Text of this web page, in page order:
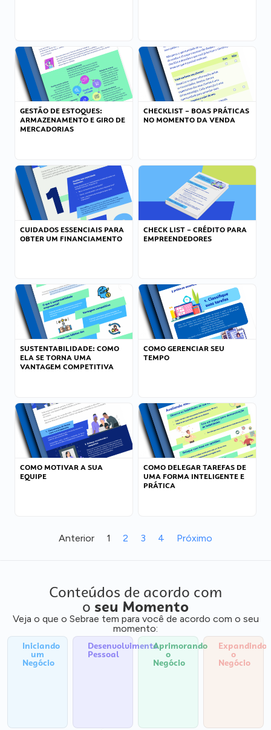
GESTÃO DE ESTOQUES:
ARMAZENAMENTO E GIRO DE
MERCADORIAS
CHECKLIST – BOAS PRÁTICAS
NO MOMENTO DA VENDA
CUIDADOS ESSENCIAIS PARA
OBTER UM FINANCIAMENTO
CHECK LIST – CRÉDITO PARA
EMPREENDEDORES
SUSTENTABILIDADE: COMO
ELA SE TORNA UMA
VANTAGEM COMPETITIVA
COMO GERENCIAR SEU
TEMPO
COMO MOTIVAR A SUA
EQUIPE
COMO DELEGAR TAREFAS DE
UMA FORMA INTELIGENTE E
PRÁTICA
Anterior 1 2 3 4 Próximo
Conteúdos de acordo com
o seu Momento
Veja o que o Sebrae tem para você de acordo com o seu
momento:
Iniciando
um
Negócio
Desenvolvimento
Pessoal
Aprimorando
o
Negócio
Expandindo
o
Negócio